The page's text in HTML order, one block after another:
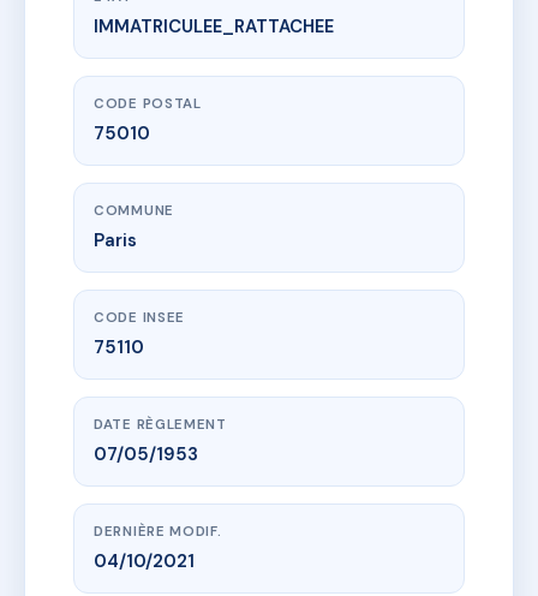
www.vme.plus/AB1188283
46/48 BOULEVARD DE STRASBOURG
48 bd de strasbourg
IMMATRICULEE_RATTACHEE
CODE POSTAL
75010
COMMUNE
Paris
CODE INSEE
75110
DATE RÈGLEMENT
07/05/1953
DERNIÈRE MODIF.
04/10/2021